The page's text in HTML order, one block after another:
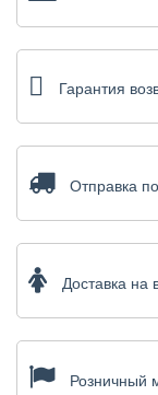
Гарантия
Отправка
Доставка на
Розничный